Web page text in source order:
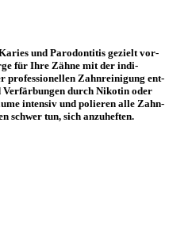
und Paro­dontitis ge­zielt vor­
für Ihre Zähne mit der indi­
pro­fessionellen Zahn­reinigung ent­
Ver­färb­ungen durch Nikotin oder
intensiv und polieren alle Zahn­
schwer tun, sich anzuheften.